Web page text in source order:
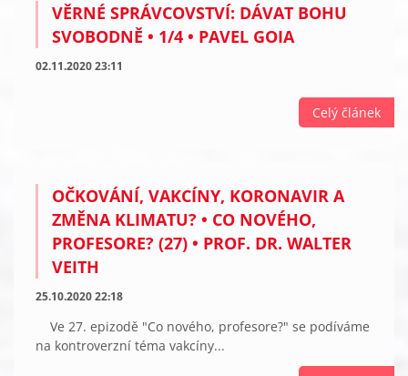
VĚRNÉ SPRÁVCOVSTVÍ: DÁVAT BOHU
SVOBODNĚ • 1/4 • PAVEL GOIA
02.11.2020 23:11
Celý článek
OČKOVÁNÍ, VAKCÍNY, KORONAVIR A
ZMĚNA KLIMATU? • CO NOVÉHO,
PROFESORE? (27) • PROF. DR. WALTER
VEITH
25.10.2020 22:18
Ve 27. epizodě "Co nového, profesore?" se podíváme
na kontroverzní téma vakcíny...